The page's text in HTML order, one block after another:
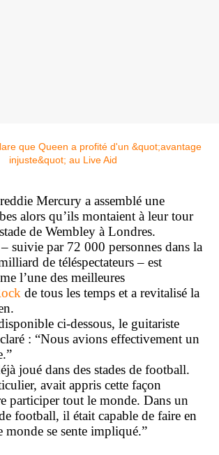
Mercury a assemblé une
alors qu’ils montaient à leur tour
de Wembley à Londres.
suivie par 72 000 personnes dans la
de téléspectateurs – est
l’une des meilleures
de tous les temps et a revitalisé la
ci-dessous, le guitariste
: “Nous avions effectivement un
joué dans des stades de football.
avait appris cette façon
participer tout le monde. Dans un
football, il était capable de faire en
monde se sente impliqué.”